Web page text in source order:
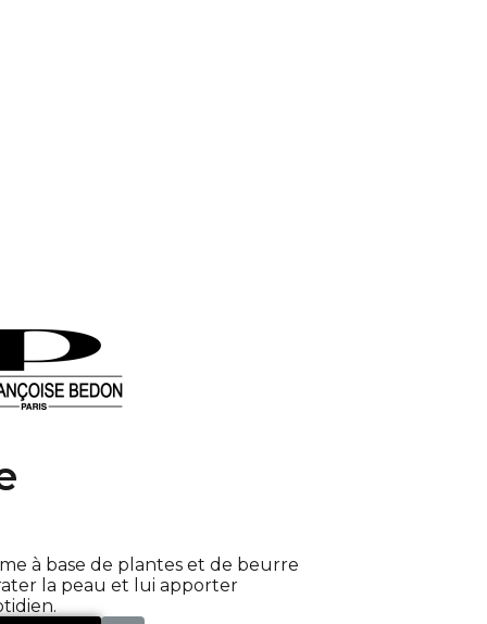
à base de plantes et de beurre
la peau et lui apporter